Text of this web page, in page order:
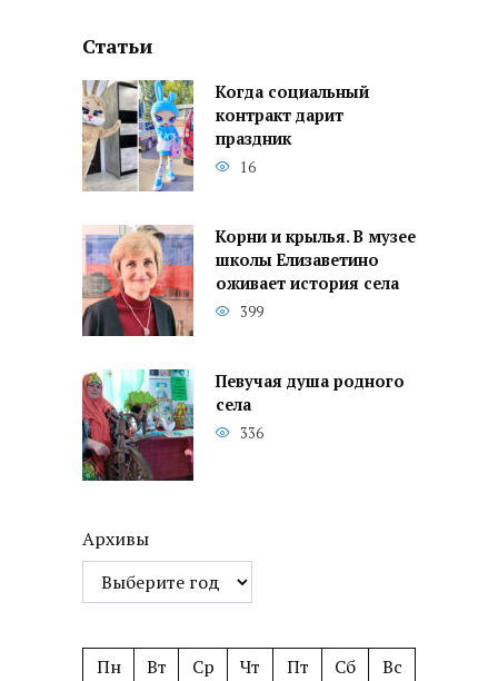
Статьи
Когда социальный
контракт дарит
праздник
16
Корни и крылья. В музее
школы Елизаветино
оживает история села
399
Певучая душа родного
села
336
Архивы
Пн Вт Ср Чт Пт Сб
Вс